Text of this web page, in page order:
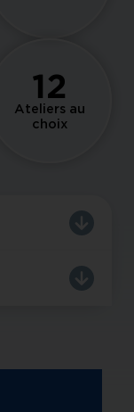
12
Ateliers au
choix